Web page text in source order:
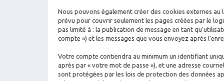
Nous pouvons également créer des cookies externes
prévu pour couvrir seulement les pages créées par le
pas limité à : la publication de message en tant
compte ») et les messages que vous envoyez après
Votre compte contiendra au minimum un identifiant
après par « votre mot de passe »), et une adresse
sont protégées par les lois de protection des données